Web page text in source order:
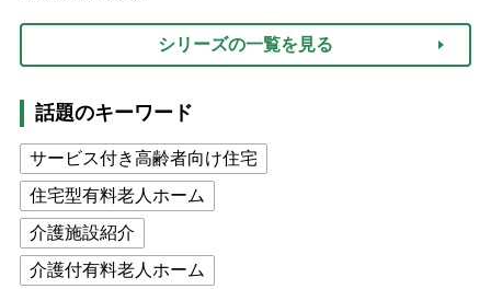
シリーズの一覧を見る
話題のキーワード
サービス付き高齢者向け住宅
住宅型有料老人ホーム
介護施設紹介
介護付有料老人ホーム